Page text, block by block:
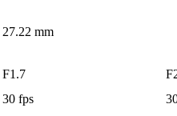
27.22 mm
F1.7
30 fps